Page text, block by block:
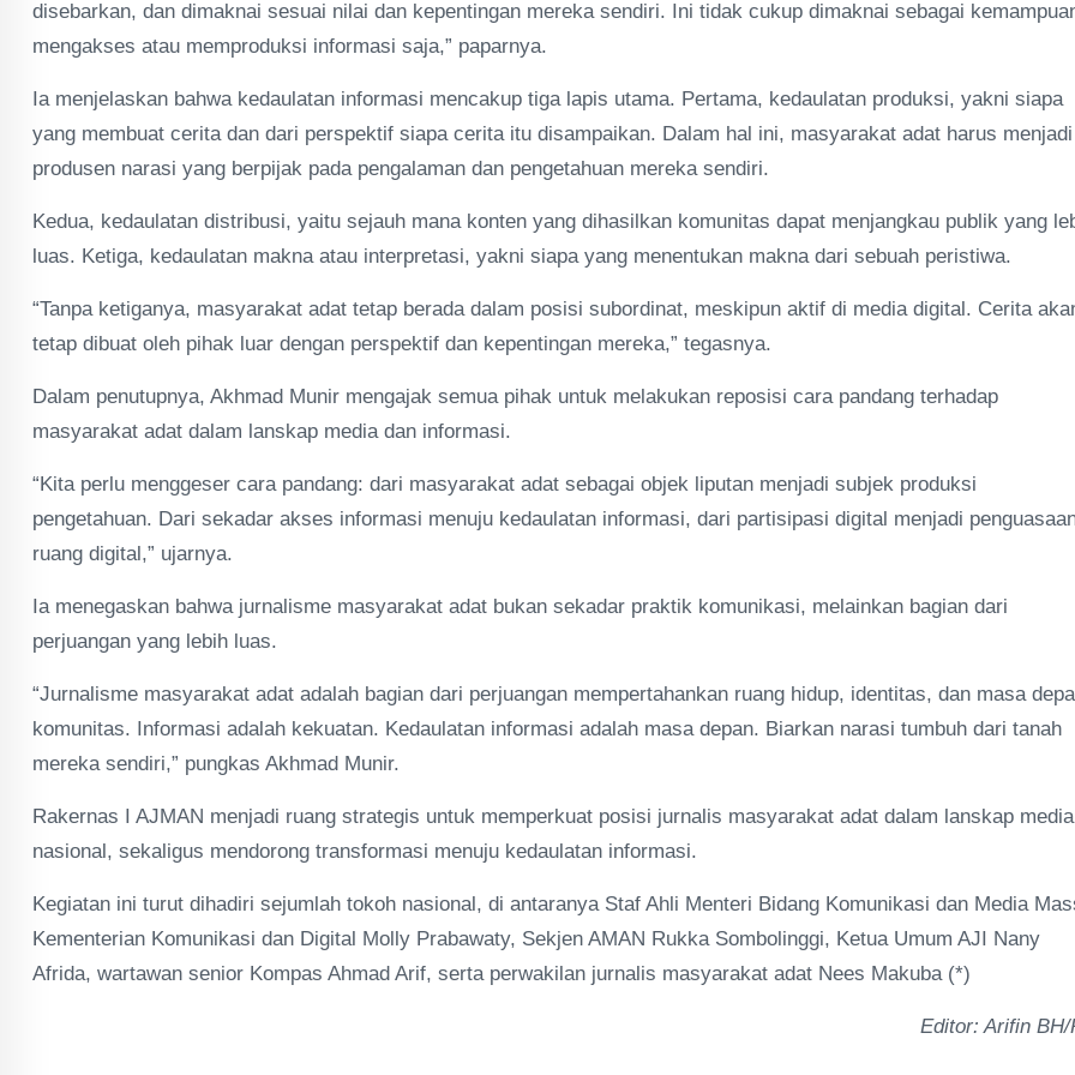
disebarkan, dan dimaknai sesuai nilai dan kepentingan mereka sendiri. Ini tidak cukup dimaknai sebagai
mengakses atau memproduksi informasi saja,” paparnya.
Ia menjelaskan bahwa kedaulatan informasi mencakup tiga lapis utama. Pertama, kedaulatan produksi, yakni siapa
yang membuat cerita dan dari perspektif siapa cerita itu disampaikan. Dalam hal ini, masyarakat adat harus menjadi
produsen narasi yang berpijak pada pengalaman dan pengetahuan mereka sendiri.
Kedua, kedaulatan distribusi, yaitu sejauh mana konten yang dihasilkan komunitas dapat menjangkau publik yang
luas. Ketiga, kedaulatan makna atau interpretasi, yakni siapa yang menentukan makna dari sebuah peristiwa.
“Tanpa ketiganya, masyarakat adat tetap berada dalam posisi subordinat, meskipun aktif di media digital. Cerita
tetap dibuat oleh pihak luar dengan perspektif dan kepentingan mereka,” tegasnya.
Dalam penutupnya, Akhmad Munir mengajak semua pihak untuk melakukan reposisi cara pandang terhadap
masyarakat adat dalam lanskap media dan informasi.
“Kita perlu menggeser cara pandang: dari masyarakat adat sebagai objek liputan menjadi subjek produksi
pengetahuan. Dari sekadar akses informasi menuju kedaulatan informasi, dari partisipasi digital menjadi
ruang digital,” ujarnya.
Ia menegaskan bahwa jurnalisme masyarakat adat bukan sekadar praktik komunikasi, melainkan bagian dari
perjuangan yang lebih luas.
“Jurnalisme masyarakat adat adalah bagian dari perjuangan mempertahankan ruang hidup, identitas, dan masa
komunitas. Informasi adalah kekuatan. Kedaulatan informasi adalah masa depan. Biarkan narasi tumbuh dari tanah
mereka sendiri,” pungkas Akhmad Munir.
Rakernas I AJMAN menjadi ruang strategis untuk memperkuat posisi jurnalis masyarakat adat dalam lanskap media
nasional, sekaligus mendorong transformasi menuju kedaulatan informasi.
Kegiatan ini turut dihadiri sejumlah tokoh nasional, di antaranya Staf Ahli Menteri Bidang Komunikasi dan Media
Kementerian Komunikasi dan Digital Molly Prabawaty, Sekjen AMAN Rukka Sombolinggi, Ketua Umum AJI Nany
Afrida, wartawan senior Kompas Ahmad Arif, serta perwakilan jurnalis masyarakat adat Nees Makuba (*)
Editor: Arifin BH/